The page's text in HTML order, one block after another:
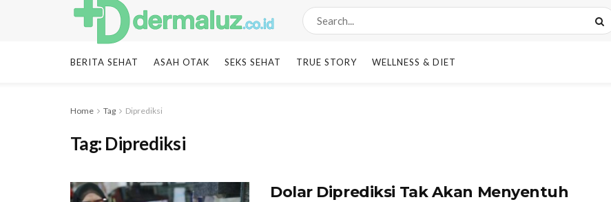
BERITA SEHAT ASAH OTAK SEKS SEHAT TRUE STORY WELLNESS & DIET
Home Tag Diprediksi
Tag: Diprediksi
Dolar Diprediksi Tak Akan Menyentuh